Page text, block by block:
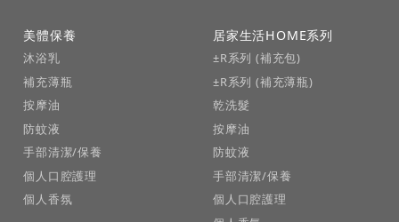
美體保養
沐浴乳
補充薄瓶
按摩油
防蚊液
手部清潔/保養
個人口腔護理
個人香氛
居家生活HOME系列
±R系列 (補充包)
±R系列 (補充薄瓶)
乾洗髮
按摩油
防蚊液
手部清潔/保養
個人口腔護理